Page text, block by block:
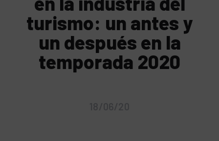
turismo: un antes y
un después en la
temporada 2020